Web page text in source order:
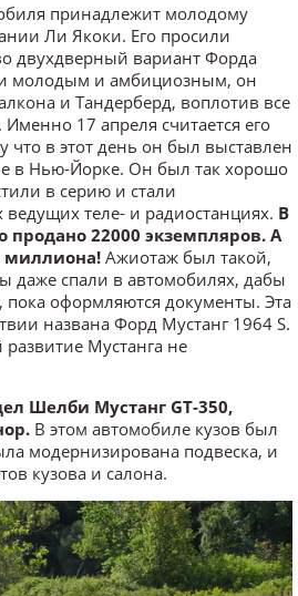
принадлежит молодому
Ли Якоки. Его просили
двухдверный вариант Форда
молодым и амбициозным, он
и Тандерберд, воплотив все
17 апреля считается его
что в этот день он был выставлен
в Нью-Йорке. Он был так хорошо
в серию и стали
ведущих теле- и радиостанциях. В
22000 экземпляров. А
миллиона! Ажиотаж был такой,
даже спали в автомобилях, дабы
пока оформляются документы. Эта
названа Форд Мустанг 1964 S.
Мустанга не
Шелби Мустанг GT-350,
В этом автомобиле кузов был
модернизирована подвеска, и
кузова и салона.